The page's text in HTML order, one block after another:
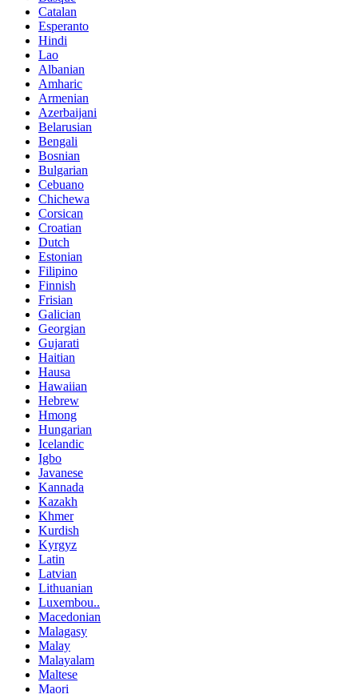
Catalan
Esperanto
Hindi
Lao
Albanian
Amharic
Armenian
Azerbaijani
Belarusian
Bengali
Bosnian
Bulgarian
Cebuano
Chichewa
Corsican
Croatian
Dutch
Estonian
Filipino
Finnish
Frisian
Galician
Georgian
Gujarati
Haitian
Hausa
Hawaiian
Hebrew
Hmong
Hungarian
Icelandic
Igbo
Javanese
Kannada
Kazakh
Khmer
Kurdish
Kyrgyz
Latin
Latvian
Lithuanian
Luxembou..
Macedonian
Malagasy
Malay
Malayalam
Maltese
Maori